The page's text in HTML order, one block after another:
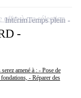
-
amené à : - Pose de
- Réparer des
IntérimTemps plein
offre à ma sélection